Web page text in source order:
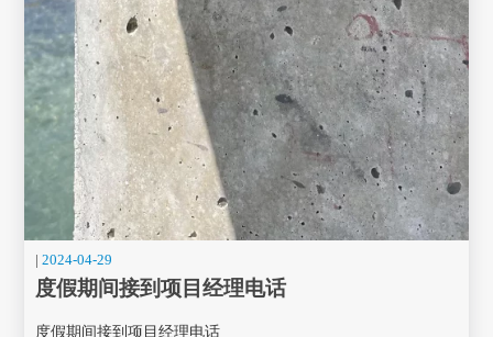
|2024-04-29
度假期间接到项目经理电话
度假期间接到项目经理电话